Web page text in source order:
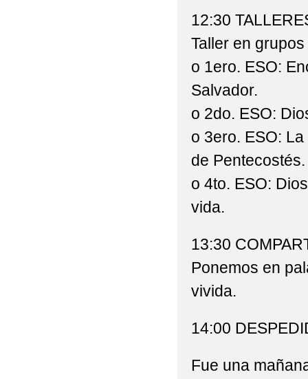
12:30
Taller en
o 1ero. ESO:
Salvador.
o 2do. ESO:
o 3ero. ESO:
de Pentecostés.
o 4to. ESO:
vida.
13:30
Ponemos en
vivida.
14:00
Fue una